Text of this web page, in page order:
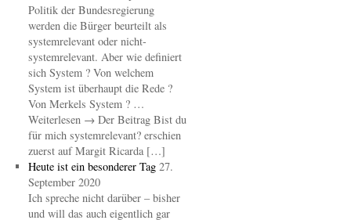
Politik der Bundesregierung
werden die Bürger beurteilt als
systemrelevant oder nicht-
systemrelevant. Aber wie definiert
sich System ? Von welchem
System ist überhaupt die Rede ?
Von Merkels System ? …
Weiterlesen → Der Beitrag Bist du
für mich systemrelevant? erschien
zuerst auf Margit Ricarda […]
Heute ist ein besonderer Tag 27.
September 2020
Ich spreche nicht darüber – bisher
und will das auch eigentlich gar